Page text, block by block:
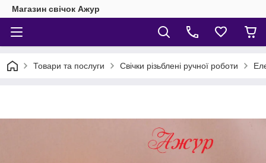
Магазин свічок Ажур
Товари та послуги Свічки різьблені ручної роботи